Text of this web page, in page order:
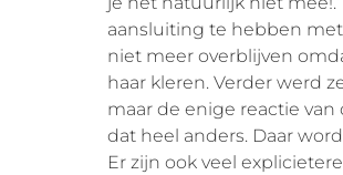
aansluiting te hebben
niet meer overblijven
haar kleren. Verder werd
maar de enige reactie
dat heel anders. Daar
Er zijn ook veel